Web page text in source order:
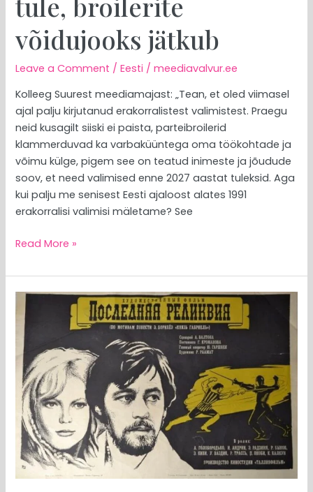
võidujooks jätkub
Leave a Comment /Eesti /meediavalvur.ee
Kolleeg Suurest meediamajast: „Tean, et oled viimasel
ajal palju kirjutanud erakorralistest valimistest. Praegu
neid kusagilt siiski ei paista, parteibroilerid
klammerduvad ka varbaküüntega oma töökohtade ja
võimu külge, pigem see on teatud inimeste ja jõudude
soov, et need valimised enne 2027 aastat tuleksid. Aga
kui palju me senisest Eesti ajaloost alates 1991
erakorralisi valimisi mäletame? See
Read More »
MEEDIAVALVUR:
mehed,
teie
hobused
põlevad